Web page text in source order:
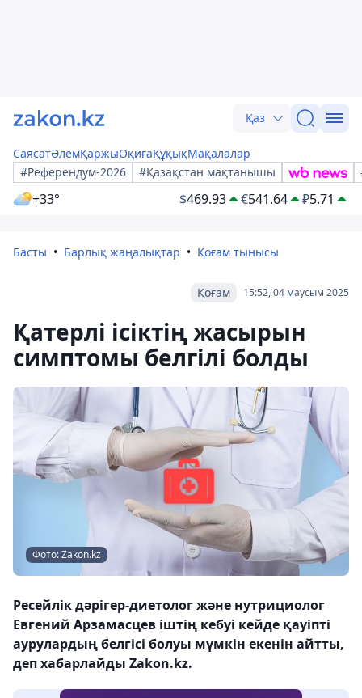
Қаз
СаясатӘлемҚаржыОқиғаҚұқықМақалалар
#Референдум-2026
#Қазақстан мақтанышы
+33° $469.93 €541.64 ₽5.71
Басты Барлық жаңалықтар Қоғам тынысы
15:52, 04 маусым 2025
Қоғам
Қатерлі ісіктің жасырын
симптомы белгілі болды
Фото: Zakon.kz
Ресейлік дәрігер-диетолог және нутрициолог
Евгений Арзамасцев іштің кебуі кейде қауіпті
аурулардың белгісі болуы мүмкін екенін айтты,
деп хабарлайды Zakon.kz.